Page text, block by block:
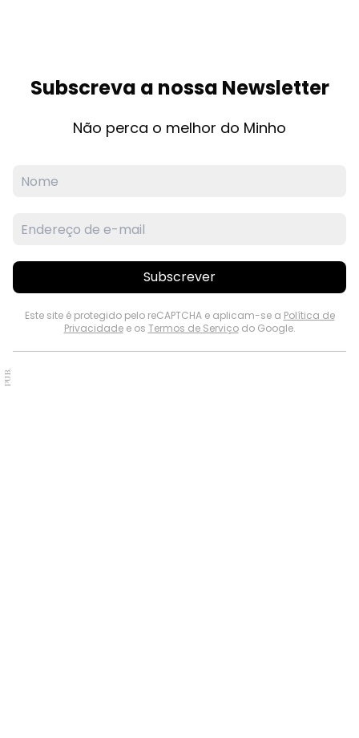
Subscreva a nossa Newsletter
Não perca o melhor do Minho
Subscrever
Este site é protegido pelo reCAPTCHA e aplicam-se a Política de
Privacidadee os Termos de Serviçodo Google.
PUB.